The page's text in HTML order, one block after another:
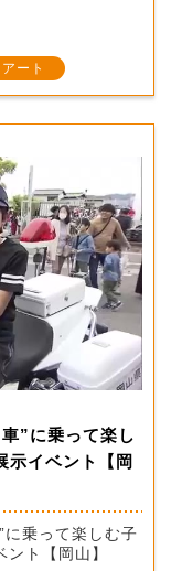
ート
”に乗って楽し
イベント【岡
乗って楽しむ子
ト【岡山】